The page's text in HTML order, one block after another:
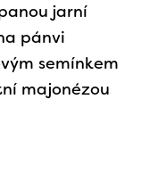
jarní
pánvi
semínkem
majonézou